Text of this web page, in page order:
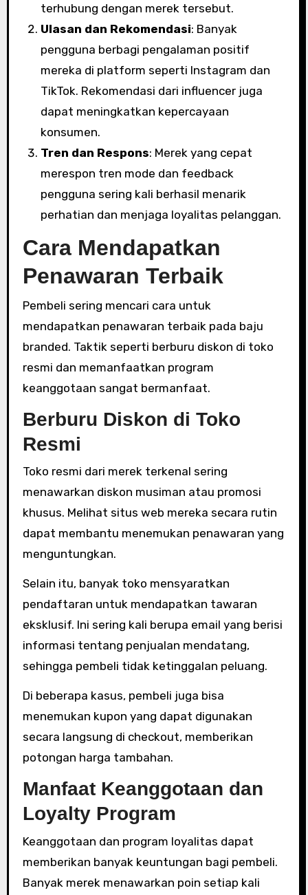
terhubung dengan merek tersebut.
Ulasan dan Rekomendasi: Banyak
pengguna berbagi pengalaman positif
mereka di platform seperti Instagram dan
TikTok. Rekomendasi dari influencer juga
dapat meningkatkan kepercayaan
konsumen.
Tren dan Respons: Merek yang cepat
merespon tren mode dan feedback
pengguna sering kali berhasil menarik
perhatian dan menjaga loyalitas pelanggan.
Cara Mendapatkan
Penawaran Terbaik
Pembeli sering mencari cara untuk
mendapatkan penawaran terbaik pada baju
branded. Taktik seperti berburu diskon di toko
resmi dan memanfaatkan program
keanggotaan sangat bermanfaat.
Berburu Diskon di Toko
Resmi
Toko resmi dari merek terkenal sering
menawarkan diskon musiman atau promosi
khusus. Melihat situs web mereka secara rutin
dapat membantu menemukan penawaran yang
menguntungkan.
Selain itu, banyak toko mensyaratkan
pendaftaran untuk mendapatkan tawaran
eksklusif. Ini sering kali berupa email yang berisi
informasi tentang penjualan mendatang,
sehingga pembeli tidak ketinggalan peluang.
Di beberapa kasus, pembeli juga bisa
menemukan kupon yang dapat digunakan
secara langsung di checkout, memberikan
potongan harga tambahan.
Manfaat Keanggotaan dan
Loyalty Program
Keanggotaan dan program loyalitas dapat
memberikan banyak keuntungan bagi pembeli.
Banyak merek menawarkan poin setiap kali